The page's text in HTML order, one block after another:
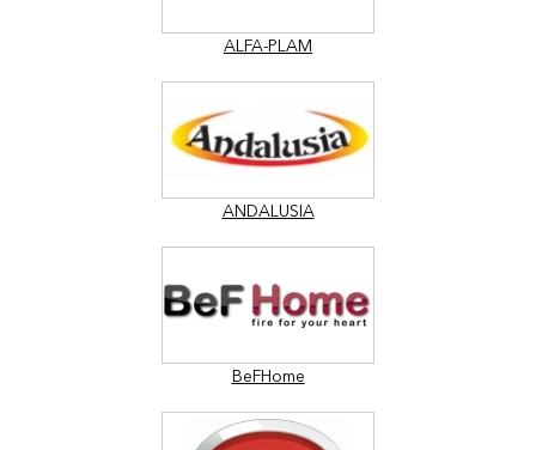
ALFA-PLAM
ANDALUSIA
BeFHome